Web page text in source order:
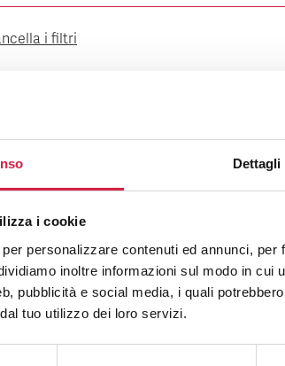
Dettagli
i cookie
personalizzare contenuti ed annunci,
inoltre informazioni sul modo in
pubblicità e social media, i quali
tuo utilizzo dei loro servizi.
i filtri